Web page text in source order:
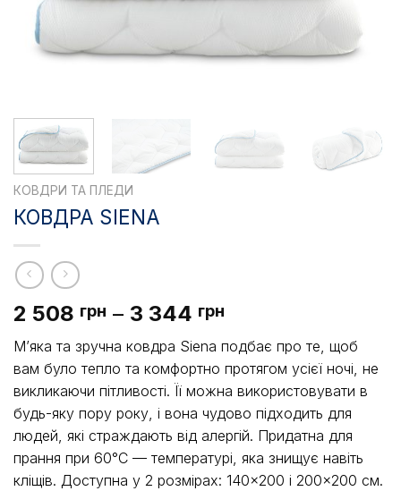
КОВДРИ ТА ПЛЕДИ
КОВДРА SIENA
2 508 грн – 3 344 грн
цін:
від
2
508 грн
до
3
344 грн
М’яка та зручна ковдра Siena подбає про те, щоб
вам було тепло та комфортно протягом усієї ночі, не
викликаючи пітливості. Її можна використовувати в
будь-яку пору року, і вона чудово підходить для
людей, які страждають від алергій. Придатна для
прання при 60°C — температурі, яка знищує навіть
кліщів. Доступна у 2 розмірах: 140×200 і 200×200 см.